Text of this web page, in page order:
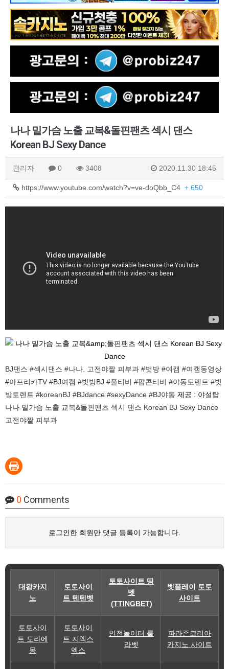
나나 밑가슴 노출 교복&돌핀팬츠 섹시 댄스
Korean BJ Sexy Dance
관리자 0 3408 2020.11.30 18:45
https://www.youtube.com/watch?v=ve-doQbb_C4 + 650
BJ댄스 #섹시댄스 #나나. 고전야짤 피부과 #벗방 #여캠 #여캠동영상
#아프리카TV #BJ여캠 #벗방BJ #풀티비 #팝콘티비 #야동토렌트 #벗
방토렌트 #koreanBJ #BJdance #sexyDance #BJ야동 제공 : 야설탑
나나 밑가슴 노출 교복&돌핀팬츠 섹시 댄스 Korean BJ Sexy Dance
고전야짤 피부과
0 Comments
로그인한 회원만 댓글 등록이 가능합니다.
대왕카지
노
토토사이
트 텐텐벳
토토사이트 띵
벳
(TTINGBET)
벳플레이 토토
사이트
토토사이
트 도라에
몽
토토사이
트 지엑스
엑스
안전놀이터 룰
라벳
파라존코리아
카지노 사이트